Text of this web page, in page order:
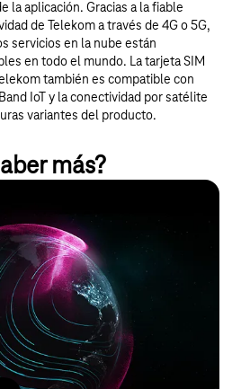
la aplicación. Gracias a la fiable
de Telekom a través de 4G o 5G,
servicios en la nube están
en todo el mundo. La tarjeta SIM
también es compatible con
IoT y la conectividad por satélite
variantes del producto.
más?
coordina las conexiones IoT
y datos a través de API y
los más altos estándares de
tus proyectos IoT de forma flexible,
de los fabricantes.